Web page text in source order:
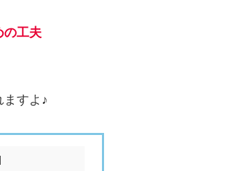
の工夫
すよ♪